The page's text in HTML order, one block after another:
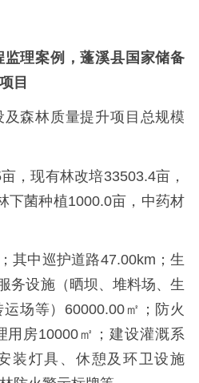
理案例，蓬溪县国家储备
目
森林质量提升项目总规模
，现有林改培33503.4亩，
下菌种植1000.0亩，中药材
其中巡护道路47.00km；生
务设施（晒坝、堆料场、生
场等）60000.00㎡；防火
用房10000㎡；建设灌溉系
装灯具、休憩及环卫设施